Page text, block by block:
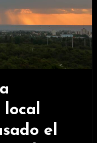
local
el